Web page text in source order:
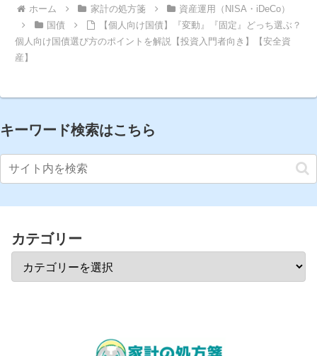
ホーム 家計の処方箋
資産運用（NISA・iDeCo）
国債
【個人向け国債】『変動』『固定』どっち選ぶ？
個人向け国債選び方のポイントを解説【投資入門者向き】【安全資
産】
キーワード検索はこちら
カテゴリー